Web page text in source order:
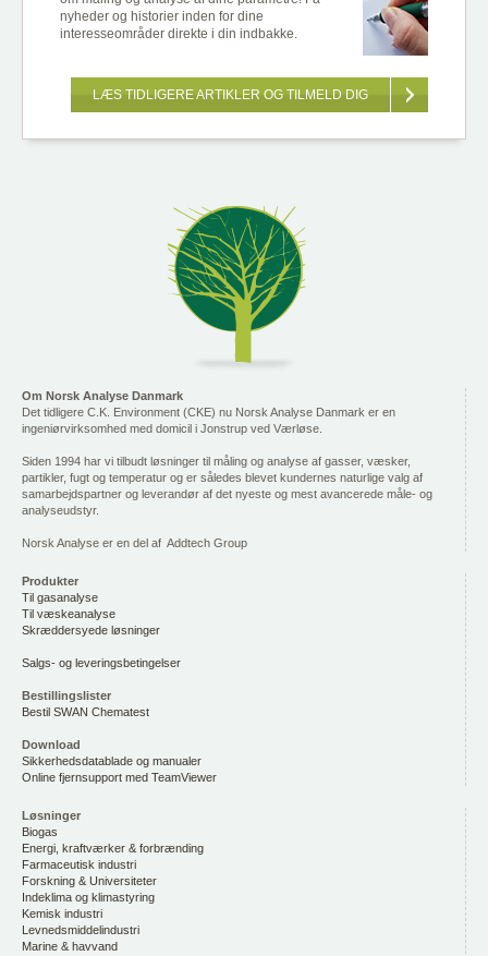
nyheder og historier inden for dine
interesseområder direkte i din indbakke.
LÆS TIDLIGERE ARTIKLER OG TILMELD DIG
Om Norsk Analyse Danmark
Det tidligere C.K. Environment (CKE) nu Norsk Analyse Danmark er en
ingeniørvirksomhed med domicil i Jonstrup ved Værløse.
Siden 1994 har vi tilbudt løsninger til måling og analyse af gasser, væsker,
partikler, fugt og temperatur og er således blevet kundernes naturlige valg af
samarbejdspartner og leverandør af det nyeste og mest avancerede måle- og
analyseudstyr.
Norsk Analyse er en del af Addtech Group
Produkter
Til gasanalyse
Til væskeanalyse
Skræddersyede løsninger
Salgs- og leveringsbetingelser
Bestillingslister
Bestil SWAN Chematest
Download
Sikkerhedsdatablade og manualer
Online fjernsupport med TeamViewer
Løsninger
Biogas
Energi, kraftværker & forbrænding
Farmaceutisk industri
Forskning & Universiteter
Indeklima og klimastyring
Kemisk industri
Levnedsmiddelindustri
Marine & havvand